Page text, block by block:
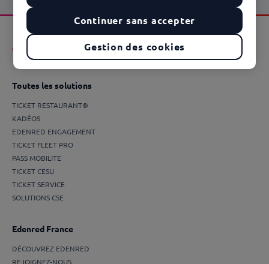
Toutes les solutions
TICKET RESTAURANT®
KADÉOS
EDENRED ENGAGEMENT
TICKET FLEET PRO
PASS MOBILITE
TICKET CESU
TICKET SERVICE
SOLUTIONS CSE
Edenred France
DÉCOUVREZ EDENRED
REJOIGNEZ-NOUS
Gestion des cookies
Continuer sans accepter